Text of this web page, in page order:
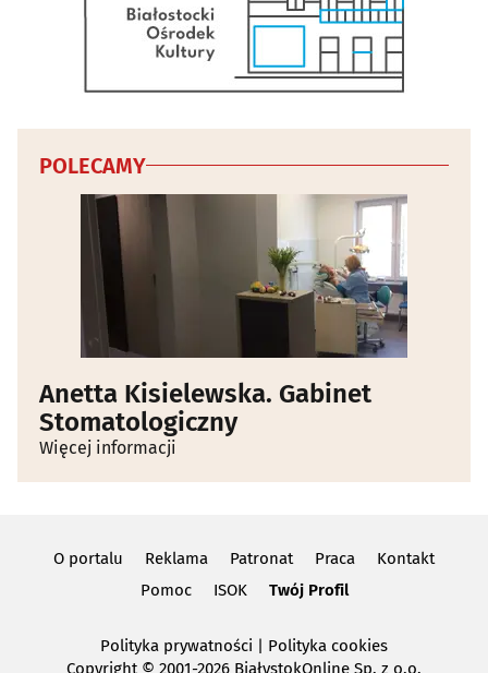
POLECAMY
Anetta Kisielewska. Gabinet
Stomatologiczny
Więcej informacji
O portalu Reklama Patronat Praca
Kontakt
Pomoc
ISOK Twój Profil
Polityka prywatności | Polityka cookies
Copyright © 2001-2026 BiałystokOnline Sp. z o.o.